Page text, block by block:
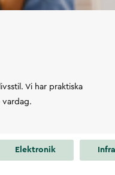
Vi har praktiska
Elektronik